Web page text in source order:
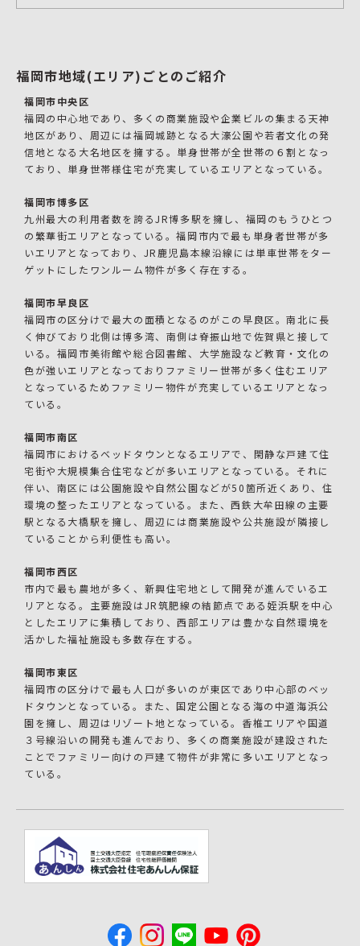
福岡市地域(エリア)ごとのご紹介
福岡市中央区
福岡の中心地であり、多くの商業施設や企業ビルの集まる天神
地区があり、周辺には福岡城跡となる大濠公園や若者文化の発
信地となる大名地区を擁する。単身世帯が全世帯の６割となっ
ており、単身世帯様住宅が充実しているエリアとなっている。
福岡市博多区
九州最大の利用者数を誇るJR博多駅を擁し、福岡のもうひとつ
の繁華街エリアとなっている。福岡市内で最も単身者世帯が多
いエリアとなっており、JR鹿児島本線沿線には単車世帯をター
ゲットにしたワンルーム物件が多く存在する。
福岡市早良区
福岡市の区分けで最大の面積となるのがこの早良区。南北に長
く伸びており北側は博多湾、南側は脊振山地で佐賀県と接して
いる。福岡市美術館や総合図書館、大学施設など教育・文化の
色が強いエリアとなっておりファミリー世帯が多く住むエリア
となっているためファミリー物件が充実しているエリアとなっ
ている。
福岡市南区
福岡市におけるベッドタウンとなるエリアで、閑静な戸建て住
宅街や大規模集合住宅などが多いエリアとなっている。それに
伴い、南区には公園施設や自然公園などが50箇所近くあり、住
環境の整ったエリアとなっている。また、西鉄大牟田線の主要
駅となる大橋駅を擁し、周辺には商業施設や公共施設が隣接し
ていることから利便性も高い。
福岡市西区
市内で最も農地が多く、新興住宅地として開発が進んでいるエ
リアとなる。主要施設はJR筑肥線の結節点である姪浜駅を中心
としたエリアに集積しており、西部エリアは豊かな自然環境を
活かした福祉施設も多数存在する。
福岡市東区
福岡市の区分けで最も人口が多いのが東区であり中心部のベッ
ドタウンとなっている。また、国定公園となる海の中道海浜公
園を擁し、周辺はリゾート地となっている。香椎エリアや国道
３号線沿いの開発も進んでおり、多くの商業施設が建設された
ことでファミリー向けの戸建て物件が非常に多いエリアとなっ
ている。